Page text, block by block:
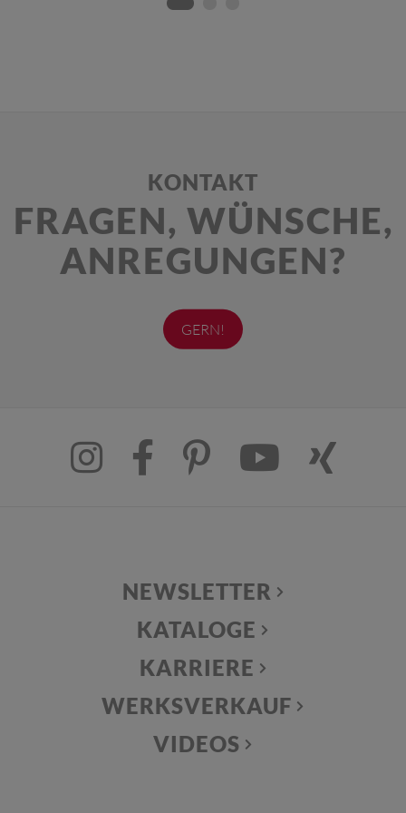
KONTAKT
FRAGEN, WÜNSCHE,
ANREGUNGEN?
GERN!
NEWSLETTER
KATALOGE
KARRIERE
WERKSVERKAUF
VIDEOS